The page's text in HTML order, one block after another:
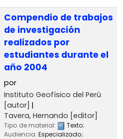
Compendio de trabajos
de investigación
realizados por
estudiantes durante el
año 2004
por
Instituto Geofísico del Perú
[autor]
Tavera, Hernando [editor]
Tipo de material: Texto;
Audiencia: Especializado;